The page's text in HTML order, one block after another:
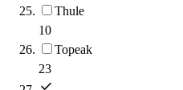
Thule
10
Topeak
23